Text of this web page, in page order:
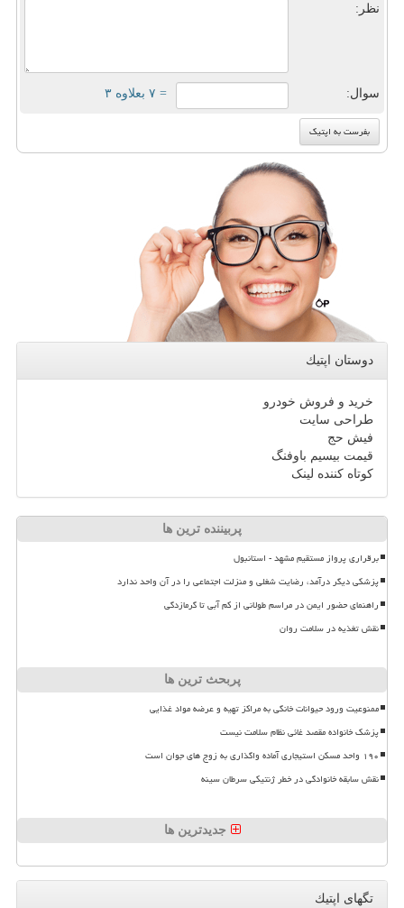
نظر:
سوال: = ۷ بعلاوه ۳
دوستان اپتیك
خرید و فروش خودرو
طراحی سایت
فیش حج
قیمت بیسیم باوفنگ
کوتاه کننده لینک
پربیننده ترین ها
برقراری پرواز مستقیم مشهد - استانبول
پزشکی دیگر درآمد، رضایت شغلی و منزلت اجتماعی را در آن واحد ندارد
راهنمای حضور ایمن در مراسم طولانی از کم آبی تا گرمازدگی
نقش تغذیه در سلامت روان
پربحث ترین ها
ممنوعیت ورود حیوانات خانگی به مراکز تهیه و عرضه مواد غذایی
پزشک خانواده مقصد غائی نظام سلامت نیست
۱۹۰ واحد مسکن استیجاری آماده واگذاری به زوج های جوان است
نقش سابقه خانوادگی در خطر ژنتیکی سرطان سینه
جدیدترین ها
تگهای اپتیك